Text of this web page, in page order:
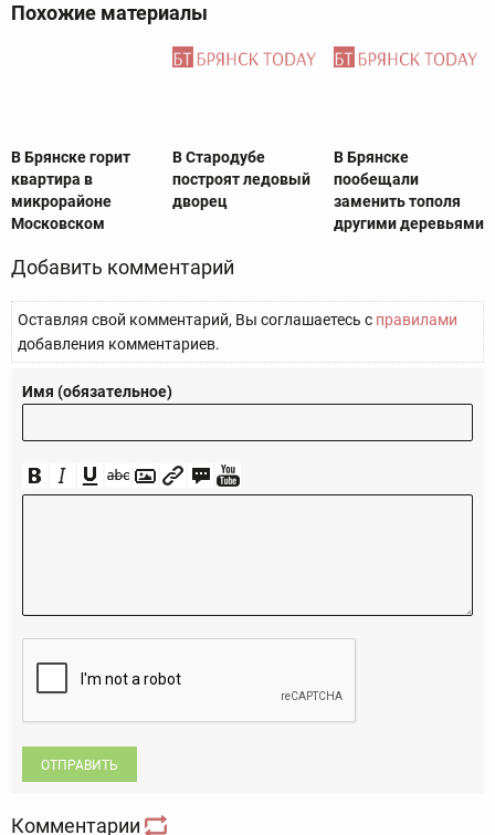
Похожие материалы
В Брянске горит
квартира в
микрорайоне
Московском
В Стародубе
построят ледовый
дворец
В Брянске
пообещали
заменить тополя
другими деревьями
Добавить комментарий
Оставляя свой комментарий, Вы соглашаетесь с правилами
добавления комментариев.
Имя (обязательное)
ОТПРАВИТЬ
Комментарии